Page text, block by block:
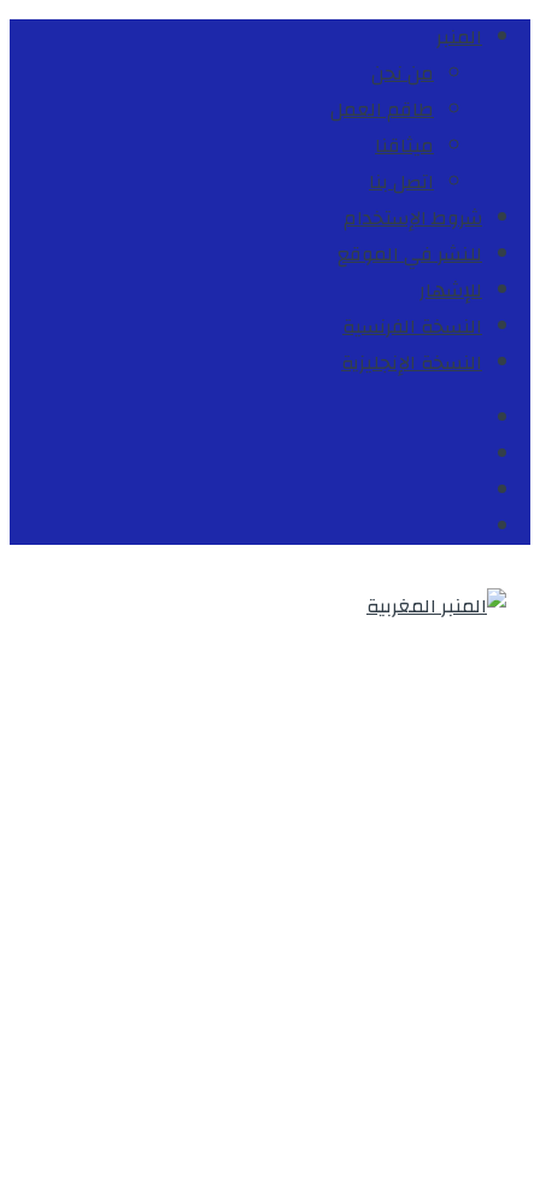
المنبر
من نحن
طاقم العمل
ميثاقنا
اتصل بنا
شروط الإستخدام
للنشر في الموقع
للإشهار
النسخة الفرنسية
النسخة الإنجليزية